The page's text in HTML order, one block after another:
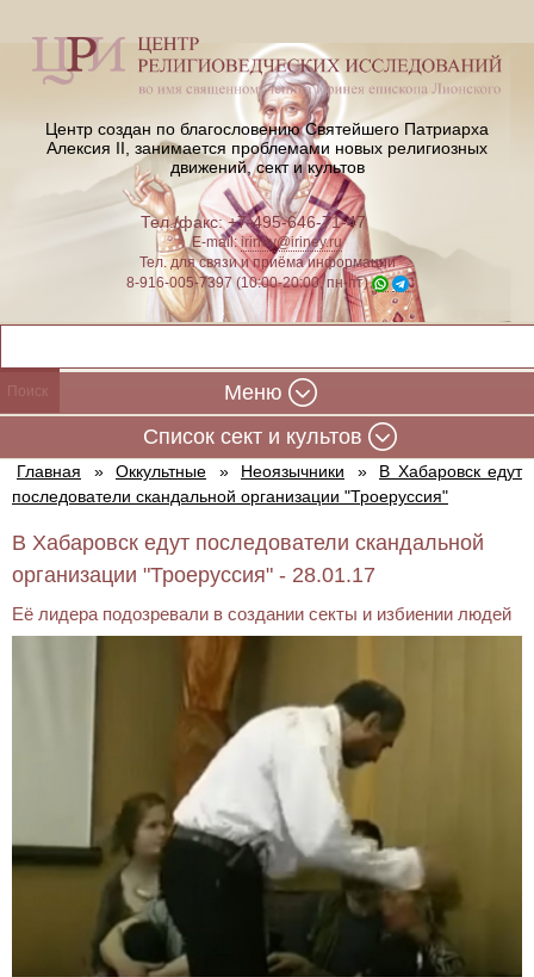
Центр создан по благословению Святейшего Патриарха
Алексия II, занимается проблемами новых религиозных
движений, сект и культов
Тел./факс: +7-495-646-71-47
E-mail:iriney@iriney.ru
Тел. для связи и приёма информации
8-916-005-7397 (10:00-20:00, пн-пт)
Меню
Cписок сект и культов
Главная » Оккультные » Неоязычники »
В Хабаровск едут
последователи скандальной организации "Троеруссия"
В Хабаровск едут последователи скандальной
организации "Троеруссия" - 28.01.17
Её лидера подозревали в создании секты и избиении людей